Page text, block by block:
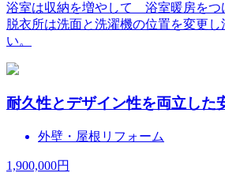
浴室は収納を増やして 浴室暖房をつ
脱衣所は洗面と洗濯機の位置を変更
い。
耐久性とデザイン性を両立した
外壁・屋根リフォーム
1,900,000円